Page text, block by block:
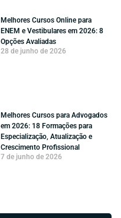
Melhores Cursos Online para
ENEM e Vestibulares em 2026: 8
Opções Avaliadas
28 de junho de 2026
Melhores Cursos para Advogados
em 2026: 18 Formações para
Especialização, Atualização e
Crescimento Profissional
7 de junho de 2026